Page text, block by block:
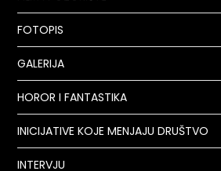
FOTOPIS
GALERIJA
HOROR I FANTASTIKA
INICIJATIVE KOJE MENJAJU DRUŠTVO
INTERVJU